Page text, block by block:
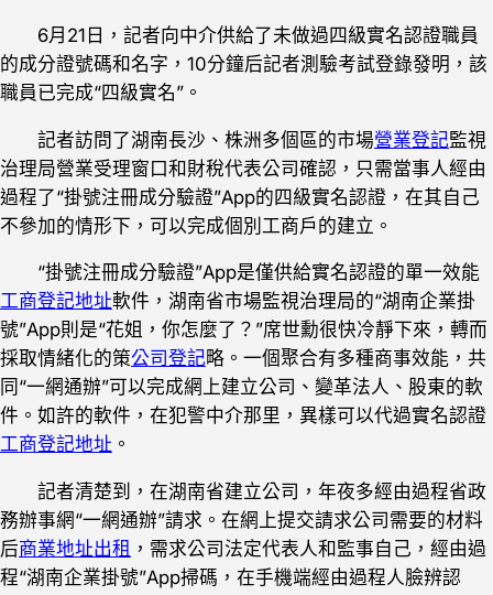
6月21日，記者向中介供給了未做過四級實名認證職員
的成分證號碼和名字，10分鐘后記者測驗考試登錄發明，該
職員已完成“四級實名”。
記者訪問了湖南長沙、株洲多個區的市場營業登記監視
治理局營業受理窗口和財稅代表公司確認，只需當事人經由
過程了“掛號注冊成分驗證”App的四級實名認證，在其自己
不參加的情形下，可以完成個別工商戶的建立。
“掛號注冊成分驗證”App是僅供給實名認證的單一效能
工商登記地址軟件，湖南省市場監視治理局的“湖南企業掛
號”App則是“花姐，你怎麼了？”席世勳很快冷靜下來，轉而
採取情緒化的策公司登記略。一個聚合有多種商事效能，共
同“一網通辦”可以完成網上建立公司、變革法人、股東的軟
件。如許的軟件，在犯警中介那里，異樣可以代過實名認證
工商登記地址 。
記者清楚到，在湖南省建立公司，年夜多經由過程省政
務辦事網“一網通辦”請求。在網上提交請求公司需要的材料
后商業地址出租 ，需求公司法定代表人和監事自己，經由過
程“湖南企業掛號”App掃碼，在手機端經由過程人臉辨認